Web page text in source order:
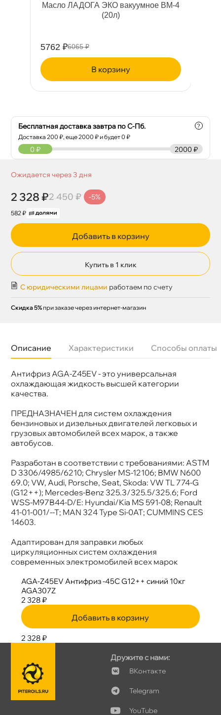
Масло ЛАДОГА ЭКО вакуумное ВМ-4
(20л)
5762 ₽6065 ₽
корзину
Бесплатная доставка завтра по С-Пб.
Доставка200 ₽, еще2000 ₽ и будет 0 ₽
?
2000 ₽
0 ₽
Ожидается через 3 дня
2 328 ₽2 450 ₽ -5%
582 ₽
Добавить в корзину
Купить в 1 клик
С юридическими лицами работаем по счету
Скидка 5% при заказе через интернет-магазин
Описание Характеристики Способы оплаты
Антифриз AGA-Z45EV - это универсальная
охлаждающая жидкость высшей категории
качества.
ПРЕДНАЗНАЧЕН для систем охлаждения
ензиновых и дизельных двигателей легковых и
рузовых автомобилей всех марок, а также
автобусов.
Разработан в соответствии с требованиями: ASTM
D 3306/4985/6210; Chrysler МS-12106; BMW N600
69.0; VW, Audi, Porsche, Seat, Skoda: VW TL 774-G
(G12++); Mercedes-Benz 325.3/325.5/325.6; Ford
WSS-M97B44-D/E: Hyundai/Kia MS 591-08; Renault
41-01-001/--T; MAN 324 Type Si-0AT; CUMMINS CES
14603.
Адаптирован для заправки любых
циркуляционных систем охлаждения
современных электромобилей всех марок
Бренд
AGA
Спецификации
ASTM D 3306/4985/6210; Chrysler МS-12106;
325.3/325.5/325.6; Ford WSS-M97B44-D/E:
Hyundai/Kia MS 591-08; Renault 41-01-001/--T;
MAN 324 Type Si-0AT; CUMMINS CES 14603
Объем
10к
Артикул
производства
AGA-Z45EV Антифриз -45С G12++ синий 10к
AGA307Z
2 328 ₽
Добавить в корзину
2 328 ₽
Дружите с нами:
Контакте
Telegram
YouTube